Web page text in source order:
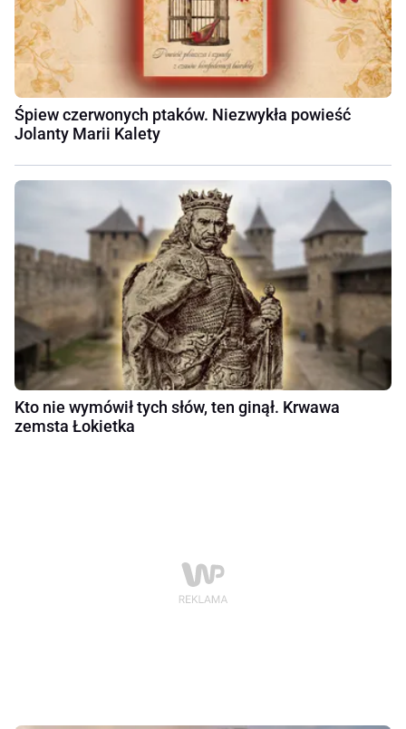
Śpiew czerwonych ptaków. Niezwykła powieść
Jolanty Marii Kalety
Kto nie wymówił tych słów, ten ginął. Krwawa
zemsta Łokietka